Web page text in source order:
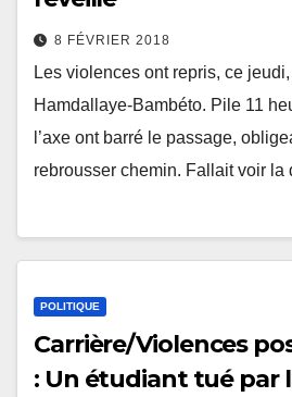
8 FÉVRIER 2018
Les violences ont repris, ce jeudi,
Hamdallaye-Bambéto. Pile 11
l’axe ont barré le passage,
rebrousser chemin. Fallait voir
POLITIQUE
Carrière/Violences
: Un étudiant tué par